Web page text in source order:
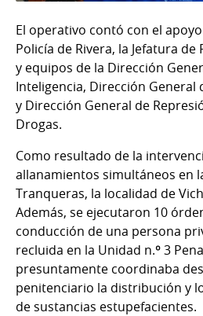
El operativo contó con el
Policía de Rivera, la Jefatura
y equipos de la Dirección
Inteligencia, Dirección General
y Dirección General de
Drogas.
Como resultado de la
allanamientos simultáneos en
Tranqueras, la localidad de
Además, se ejecutaron 10
conducción de una persona
recluida en la Unidad n.º 3
presuntamente coordinaba
penitenciario la distribución y
de sustancias estupefacientes.